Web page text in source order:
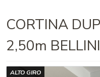
CORTINA
2,50m BELLINI
ALTO GIRO